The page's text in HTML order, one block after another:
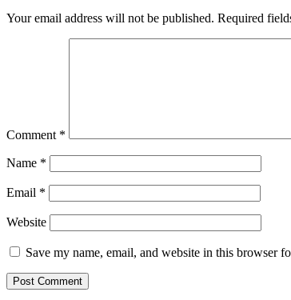
Your email address will not be published. Required
Comment *
Name *
Email *
Website
Save my name, email, and website in this browser